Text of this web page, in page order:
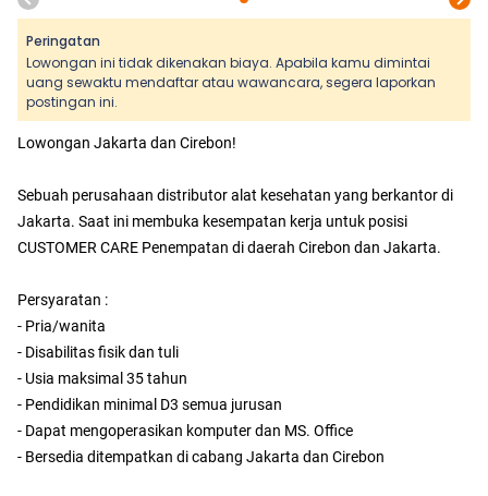
Peringatan
Lowongan ini tidak dikenakan biaya. Apabila kamu dimintai
uang sewaktu mendaftar atau wawancara, segera laporkan
postingan ini.
Lowongan Jakarta dan Cirebon!
Sebuah perusahaan distributor alat kesehatan yang berkantor di
Jakarta. Saat ini membuka kesempatan kerja untuk posisi
CUSTOMER CARE Penempatan di daerah Cirebon dan Jakarta.
Persyaratan :
- Pria/wanita
- Disabilitas fisik dan tuli
- Usia maksimal 35 tahun
- Pendidikan minimal D3 semua jurusan
- Dapat mengoperasikan komputer dan MS. Office
- Bersedia ditempatkan di cabang Jakarta dan Cirebon